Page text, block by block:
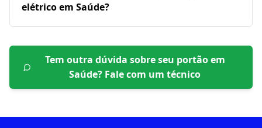
elétrico em Saúde?
Tem outra dúvida sobre seu portão em
Saúde? Fale com um técnico